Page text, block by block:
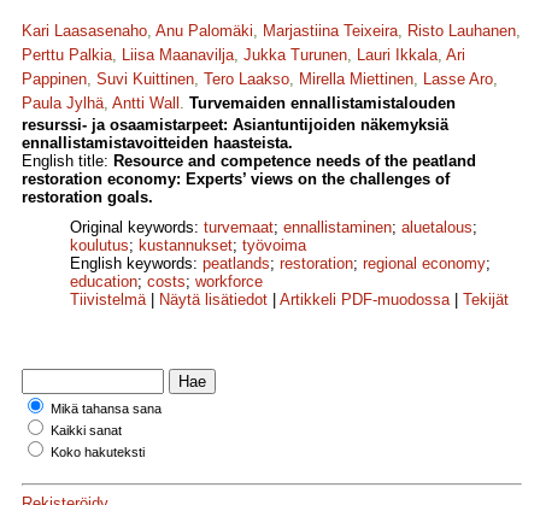
Kari Laasasenaho, Anu Palomäki, Marjastiina Teixeira, Risto Lauhanen,
Perttu Palkia, Liisa Maanavilja, Jukka Turunen, Lauri Ikkala, Ari
Pappinen, Suvi Kuittinen, Tero Laakso, Mirella Miettinen, Lasse Aro,
Paula Jylhä, Antti Wall . Turvemaiden ennallistamistalouden
resurssi- ja osaamistarpeet: Asiantuntijoiden näkemyksiä
ennallistamistavoitteiden haasteista.
English title: Resource and competence needs of the peatland
restoration economy: Experts’ views on the challenges of
restoration goals.
Original keywords: turvemaat; ennallistaminen; aluetalous;
koulutus; kustannukset; työvoima
English keywords: peatlands; restoration; regional economy;
education; costs; workforce
Tiivistelmä| Näytä lisätiedot Artikkeli PDF-muodossa| Tekijät
Mikä tahansa sana
Kaikki sanat
Koko hakuteksti